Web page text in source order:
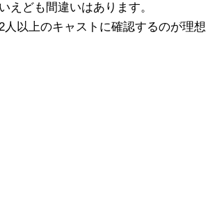
えども間違いはあります。
人以上のキャストに確認するのが理想